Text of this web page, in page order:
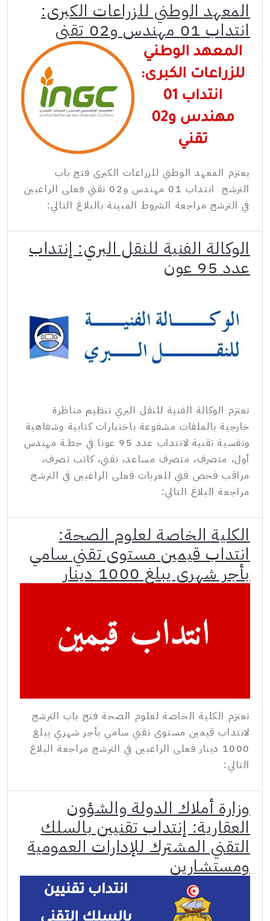
المعهد الوطني للزراعات الكبرى:
انتداب 01 مهندس و02 تقني
يعتزم المعهد الوطني للزراعات الكبرى فتح باب
الترشح انتداب 01 مهندس و02 تقني فعلى الراغبين
في الترشح مراجعة الشروط المبينة بالبلاغ التالي:
الوكالة الفنية للنقل البري: إنتداب
عدد 95 عون
تعتزم الوكالة الفنية للنقل البري تنظيم مناظرة
خارجية بالملفات مشفوعة باختبارات كتابية وشفاهية
ونفسية تقنية لانتداب عدد 95 عونا في خطـة مهندس
أول، متصرف، متصرف مساعد، تقني، كاتب تصرف،
مراقب فحص فني للعربات فعلى الراغبين في الترشح
مراجعة البلاغ التالي:
الكلية الخاصة لعلوم الصحة:
انتداب قيمين مستوى تقني سامي
بأجر شهري يبلغ 1000 دينار
تعتزم الكلية الخاصة لعلوم الصحة فتح باب الترشح
لانتداب قيمين مستوى تقني سامي بأجر شهري يبلغ
1000 دينار فعلى الراغبين في الترشح مراجعة البلاغ
التالي:
وزارة أملاك الدولة والشؤون
العقارية: إنتداب تقنيين بالسلك
التقني المشترك للإدارات العمومية
ومستشارين